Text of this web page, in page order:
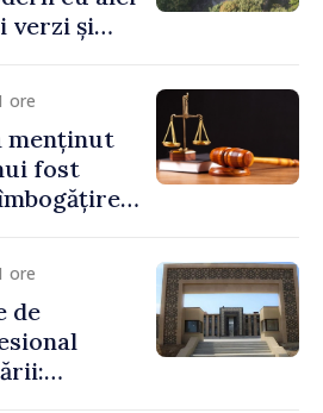
verzi și
ore
menținut
fost
milioane
ore
de